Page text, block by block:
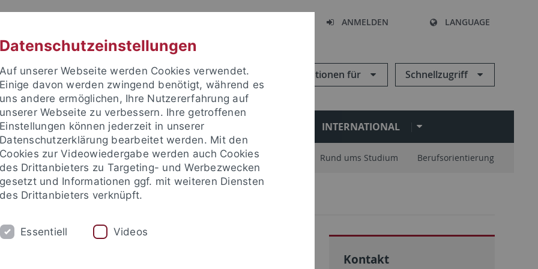
ANMELDEN LANGUAGE
Informationen für Schnellzugriff
FORSCHUNG EINRICHTUNGEN INTERNATIONAL
und Immatrikulation Beratung und Info Studienorganisation Rund ums Studium Berufsorientierung
Immatrikulation Immatrikulation
an der Universität
Kontakt
Datenschutzeinstellungen
Auf unserer Webseite werden Cookies verwendet.
Einige davon werden zwingend benötigt, während es
uns andere ermöglichen, Ihre Nutzererfahrung auf
unserer Webseite zu verbessern. Ihre getroffenen
Einstellungen können jederzeit in unserer
Datenschutzerklärung bearbeitet werden. Mit den
Cookies zur Videowiedergabe werden auch Cookies
des Drittanbieters zu Targeting- und Werbezwecken
gesetzt und Informationen ggf. mit weiteren Diensten
des Drittanbieters verknüpft.
Essentiell Videos